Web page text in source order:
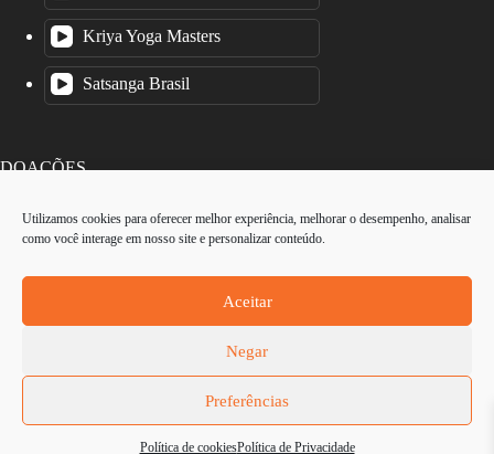
Utilizamos cookies para oferecer melhor experiência, melhorar o desempenho, analisar
como você interage em nosso site e personalizar conteúdo.
Aceitar
Negar
Preferências
Política de cookiesPolítica de Privacidade
Kriya Yoga Masters
Satsanga Brasil
DOAÇÕES
O Instituto Kriya Yoga é uma organização sem fins lucrativos.
Copyright © 2026 Instituto Kriya Yoga -Política de